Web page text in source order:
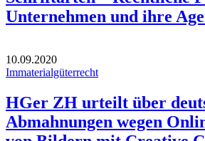
Unternehmen und ihre
10.09.2020
Immaterialgüterrecht
HGer ZH urteilt über
Abmahnungen wegen